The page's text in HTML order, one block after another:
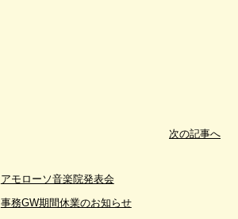
次の記事へ
アモローソ音楽院発表会
事務GW期間休業のお知らせ